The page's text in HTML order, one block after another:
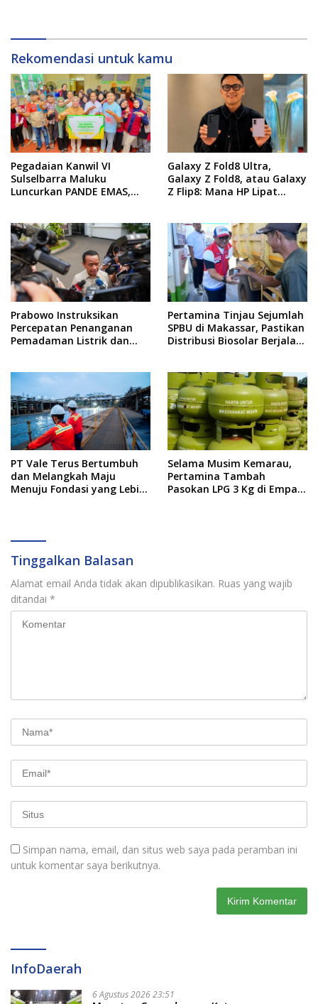
Rekomendasi untuk kamu
Pegadaian Kanwil VI
Sulselbarra Maluku
Luncurkan PANDE EMAS,
Galaxy Z Fold8 Ultra,
Galaxy Z Fold8, atau Galaxy
Z Flip8: Mana HP Lipat
Prabowo Instruksikan
Percepatan Penanganan
Pemadaman Listrik dan
Pertamina Tinjau Sejumlah
SPBU di Makassar, Pastikan
Distribusi Biosolar Berjalan
PT Vale Terus Bertumbuh
dan Melangkah Maju
Menuju Fondasi yang Lebih
Selama Musim Kemarau,
Pertamina Tambah
Pasokan LPG 3 Kg di Empat
Tinggalkan Balasan
Alamat email Anda tidak akan dipublikasikan. Ruas yang wajib
ditandai *
Simpan nama, email, dan situs web saya pada peramban ini
untuk komentar saya berikutnya.
InfoDaerah
6 Agustus 2026 23:51